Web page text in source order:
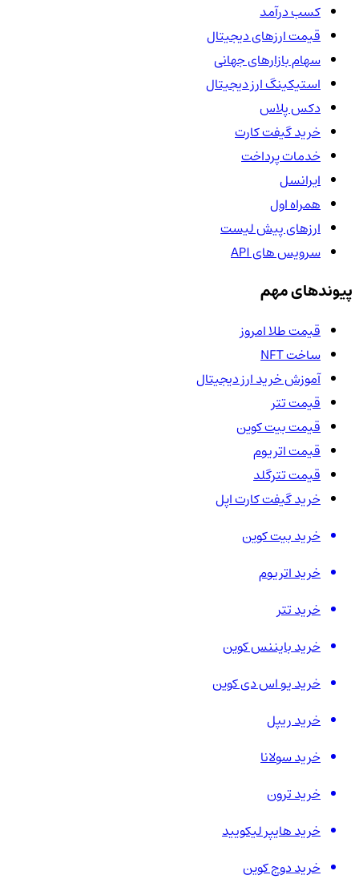
کسب درآمد
قیمت ارزهای دیجیتال
سهام بازارهای جهانی
استیکینگ ارز دیجیتال
دکس پلاس
خرید گیفت کارت
خدمات پرداخت
ایرانسل
همراه اول
ارزهای پیش لیست
سرویس های API
پیوندهای مهم
قیمت طلا امروز
ساخت NFT
آموزش خرید ارز دیجیتال
قیمت تتر
قیمت بیت کوین
قیمت اتریوم
قیمت تترگلد
خرید گیفت کارت اپل
خرید بیت کوین
خرید اتریوم
خرید تتر
خرید بایننس کوین
خرید یو اس دی کوین
خرید ریپل
خرید سولانا
خرید ترون
خرید هایپر لیکویید
خرید دوج کوین